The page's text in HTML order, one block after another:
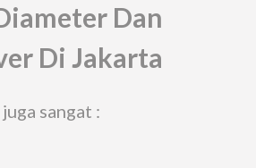
Dan
Di Jakarta
sangat :